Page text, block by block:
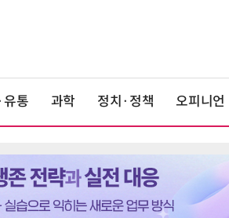
유통 과학 정치·정책 오피니언